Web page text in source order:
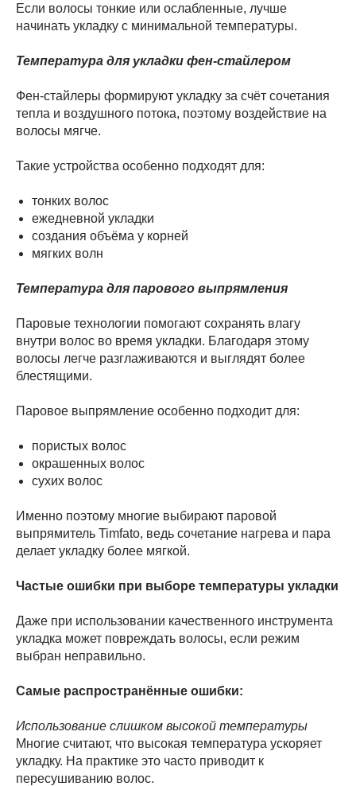
Если волосы тонкие или ослабленные, лучше
начинать укладку с минимальной температуры.
Температура для укладки фен-стайлером
Фен-стайлеры формируют укладку за счёт сочетания
тепла и воздушного потока, поэтому воздействие на
волосы мягче.
Такие устройства особенно подходят для:
тонких волос
ежедневной укладки
создания объёма у корней
мягких волн
Температура для парового выпрямления
Паровые технологии помогают сохранять влагу
внутри волос во время укладки. Благодаря этому
волосы легче разглаживаются и выглядят более
блестящими.
Паровое выпрямление особенно подходит для:
пористых волос
окрашенных волос
сухих волос
Именно поэтому многие выбирают паровой
выпрямитель Timfato, ведь сочетание нагрева и пара
делает укладку более мягкой.
Частые ошибки при выборе температуры укладки
Даже при использовании качественного инструмента
укладка может повреждать волосы, если режим
выбран неправильно.
Самые распространённые ошибки:
Использование слишком высокой температуры
Многие считают, что высокая температура ускоряет
укладку. На практике это часто приводит к
пересушиванию волос.